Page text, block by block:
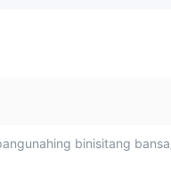
binisitang